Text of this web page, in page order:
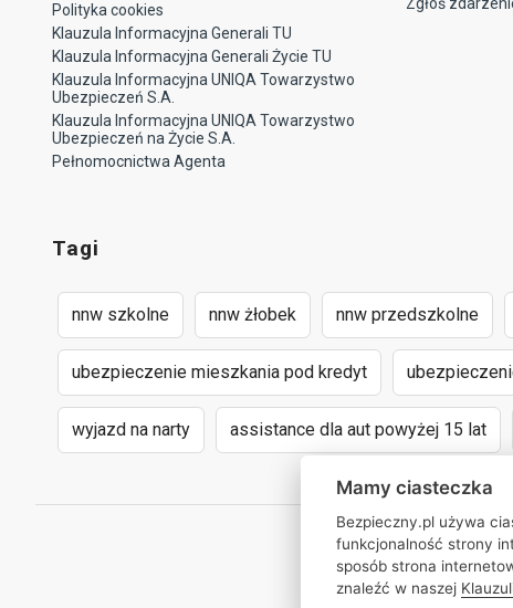
Polityka cookies
Klauzula Informacyjna Generali TU
Klauzula Informacyjna Generali Życie TU
Klauzula Informacyjna UNIQA Towarzystwo
Ubezpieczeń S.A.
Klauzula Informacyjna UNIQA Towarzystwo
Ubezpieczeń na Życie S.A.
Pełnomocnictwa Agenta
Tagi
nnw szkolne nnw żłobek nnw przedszkolne
ubezpieczenie mieszkania pod kredyt
wyjazd na narty assistance dla aut powyżej 15 lat
Mamy ciasteczka
Bezpieczny.pl używa
funkcjonalność strony
sposób strona
znaleźć w naszej